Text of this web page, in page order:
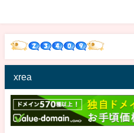
xrea